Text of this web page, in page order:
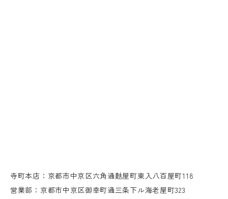
寺町本店：京都市中京区六角通麩屋町東入八百屋町118
営業部：京都市中京区御幸町通三条下ル海老屋町323